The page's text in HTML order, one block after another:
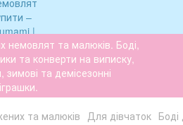
немовлят та малюків. Боді,
та конверти на виписку,
та демісезонні
та малюків Для дівчаток Боді